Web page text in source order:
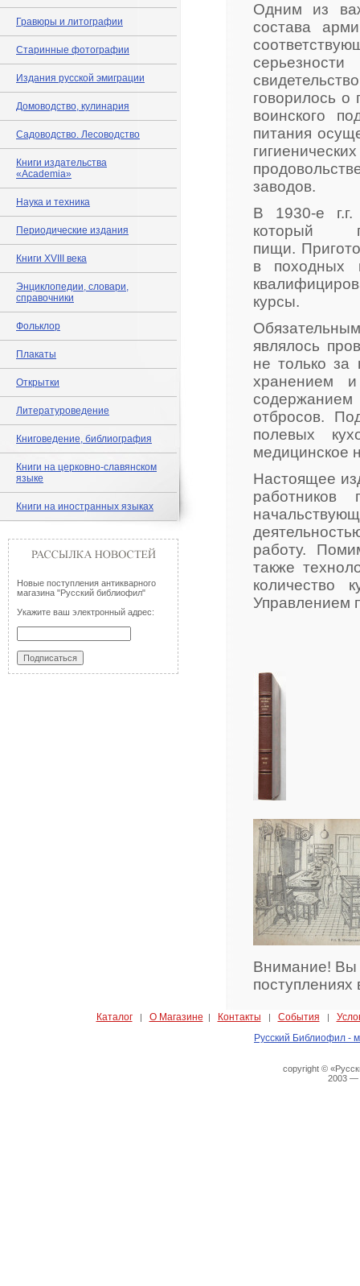
Гравюры и литографии
Старинные фотографии
Издания русской эмиграции
Домоводство, кулинария
Садоводство. Лесоводство
Книги издательства
«Academia»
Наука и техника
Периодические издания
Книги XVIII века
Энциклопедии, словари,
справочники
Фольклор
Плакаты
Открытки
Литературоведение
Книговедение, библиография
Книги на церковно-славянском
языке
Книги на иностранных языках
Новые поступления антикварного
магазина "Русский библиофил"
Укажите ваш электронный адрес:
Одним из
состава
говорилось о
воинского
питания
заводов.
В 1930-е г.г.
который
пищи.
в походных
курсы.
являлось
не только за
хранением и
отбросов.
полевых
медицинское
Настоящее
работу.
также
количество
Управлением
Внимание! Вы
Каталог| О Магазине | Контакты | События |
Русский Библиофил -
copyright ©
2003 —